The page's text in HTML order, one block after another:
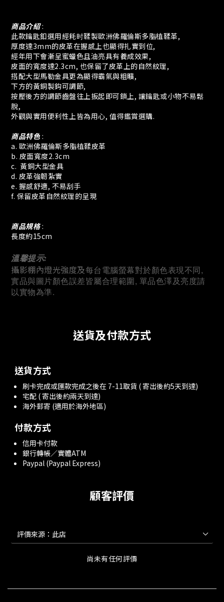
商品介紹:
此款鑰匙釦選用經耗时鞣製歐洲佛羅倫斯多脂植鞣革,
厚度達3mm的皮革在握感上也顯得扎實到位,
經年用下會漸呈蜜蠟色且油亮具有養成效果,
皮面的寬度達2.3cm, 也保留了皮革上的自然紋理,
搭配大型馬勒金具更為顯得霸氣與粗曠,
下方的黃銅製鈎可調節,
按壓後方的調節齒盤往上扳起即可鎖上, 讓鑰匙或小物不易鬆
脫,
外觀與實用便利性上皆為用心, 值得鑑賞選購.
商品特色 :
a. 歐洲佛羅倫斯多脂植鞣皮革
b. 皮面寬度2.3cm
c. 黃銅大型金具
d. 皮革強韌紮實
e. 握感舒適, 不易刮手
f. 保留皮革自然紋理的呈現
商品規格:
長度約15cm
溫馨提示:
攝影棚內燈光強度及每台電腦螢幕對於顏色表現不同,
實品與圖片顏色誤差皆屬合理範圍, 單品色澤及亮度請
以實物為準.
送貨及付款方式
送貨方式
刷卡完成或匯款完成之後在 7-11取貨 ( 寄出後約5天到達)
宅配 ( 寄出後約兩天到達)
海外郵寄 (適用於海外地區)
付款方式
信用卡付款
銀行轉帳／實體ATM
Paypal (Paypal Express)
顧客評價
尚未有任何評價